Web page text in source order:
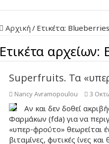
Αρχική / Ετικέτα: Blueberries
Ετικέτα αρχείων:
Superfruits. Τα
Nancy Avramopoulou 3
Αν και δεν δοθεί
Φαρμάκων (fda) για να
«υπερ-φρούτο» θεωρείται
βιταμίνες, φυτικές ίνες